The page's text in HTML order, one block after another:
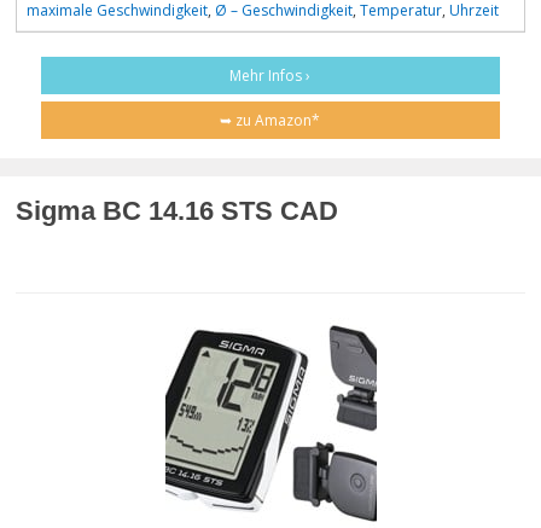
maximale Geschwindigkeit, Ø – Geschwindigkeit, Temperatur, Uhrzeit
Mehr Infos ›
➥ zu Amazon*
Sigma BC 14.16 STS CAD